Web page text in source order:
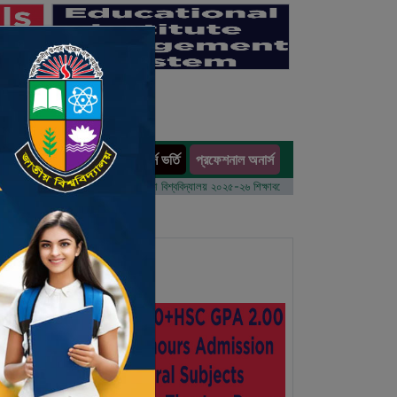
অনার্স ভর্তি প্রফেশনাল অনার্স
ভর্তি আবেদন বিজ্ঞপ্তি ঢাকা বিশ্ববিদ্যালয় ২০২৫-২৬ শিক্ষাবর্ষে আন্ডারগ্র্যাজুয়েট প্রোগ্রামে ভর্তি